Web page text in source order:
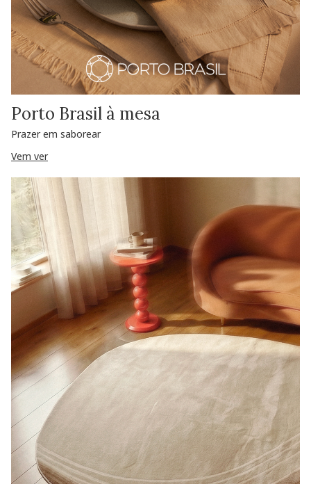
Porto Brasil à mesa
Prazer em saborear
Vem ver